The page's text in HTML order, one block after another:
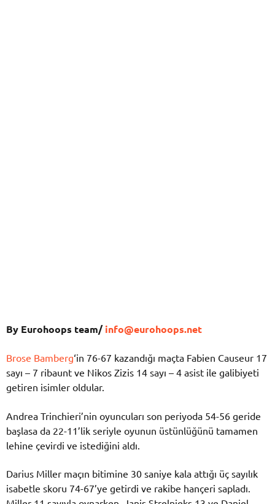
By Eurohoops team/info@eurohoops.net
Brose Bamberg‘in 76-67 kazandığı maçta Fabien Causeur 17
sayı – 7 ribaunt ve Nikos Zizis 14 sayı – 4 asist ile galibiyeti
getiren isimler oldular.
Andrea Trinchieri’nin oyuncuları son periyoda 54-56 geride
başlasa da 22-11’lik seriyle oyunun üstünlüğünü tamamen
lehine çevirdi ve istediğini aldı.
Darius Miller maçın bitimine 30 saniye kala attığı üç sayılık
isabetle skoru 74-67’ye getirdi ve rakibe hançeri sapladı.